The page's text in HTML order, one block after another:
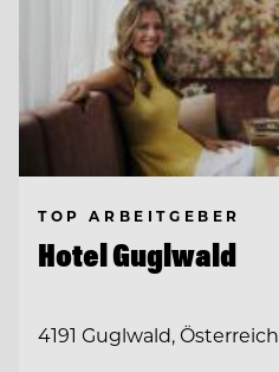
TOP ARBEITGEBER
Hotel Guglwald
4191 Guglwald, Österreich